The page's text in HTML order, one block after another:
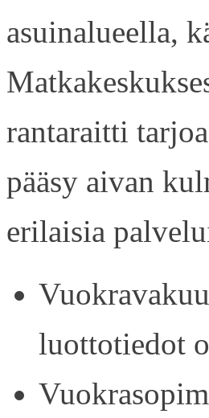
asuinalueella,
rantaraitti
pääsy aivan
erilaisia
luottotiedot